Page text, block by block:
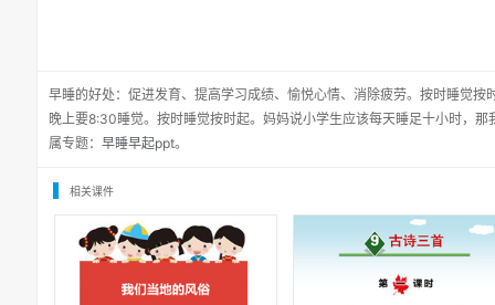
早睡的好处：促进发育、提高学习成绩、愉悦心情、消除疲劳。按时睡觉
晚上要8:30睡觉。按时睡觉按时起。妈妈说小学生应该每天睡足十小时，
属专题： 早睡早起ppt。
相关课件